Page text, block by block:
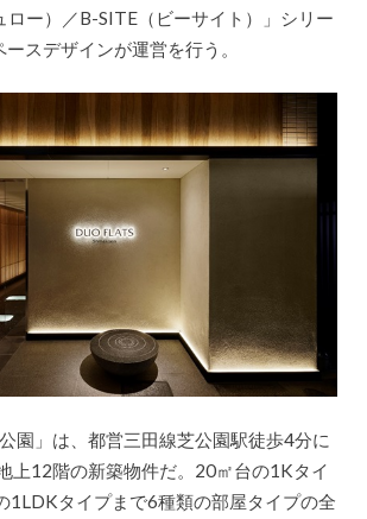
ロー）／B-SITE（ビーサイト）」シリー
スデザインが運営を行う。
公園」は、都営三田線芝公園駅徒歩4分に
上12階の新築物件だ。20㎡台の1Kタイ
1LDKタイプまで6種類の部屋タイプの全